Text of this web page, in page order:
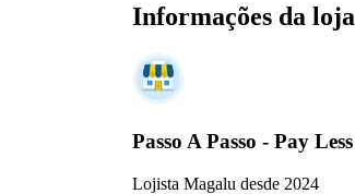
Informações da loja
Passo A Passo - Pay Less
Lojista Magalu desde 2024